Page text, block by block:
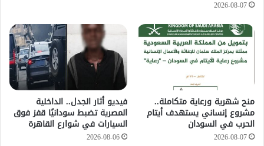
2026-08-07
منح شهرية ورعاية متكاملة..
مشروع إنساني يستهدف أيتام
الحرب في السودان
2026-08-07
فيديو أثار الجدل.. الداخلية
المصرية تضبط سودانيًا قفز فوق
السيارات في شوارع القاهرة
2026-08-06